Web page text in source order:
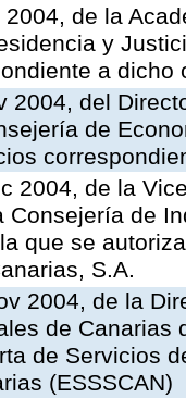
de la
y
a dicho
2004, del
de
2004, de la
Consejería de
que se
S.A.
2004, de la
de Canarias
de Servicios
(ESSSCAN)